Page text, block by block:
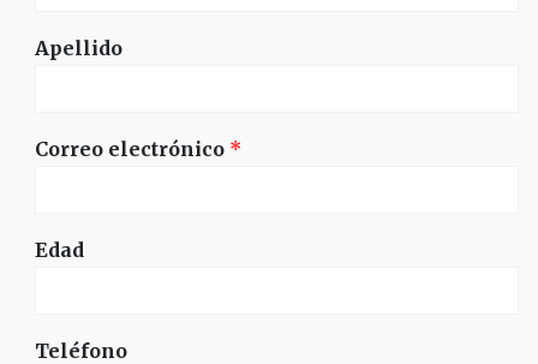
Apellido
Correo electrónico *
Edad
Teléfono